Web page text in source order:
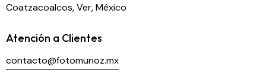
Coatzacoalcos, Ver, México
Atención a Clientes
contacto@fotomunoz.mx